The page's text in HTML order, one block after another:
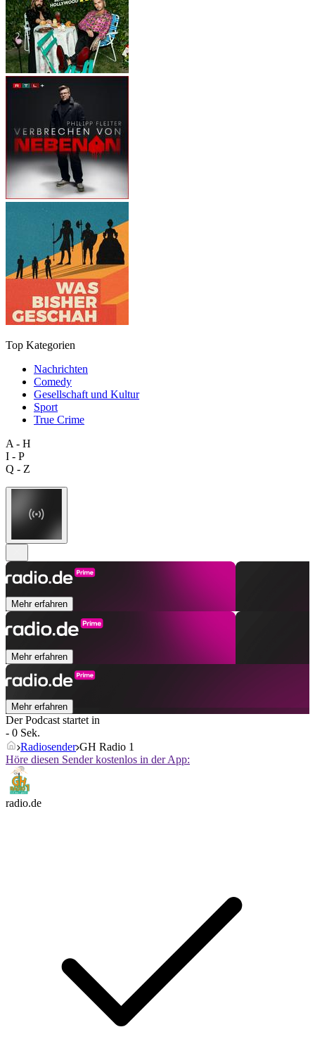
Top Kategorien
Nachrichten
Comedy
Gesellschaft und Kultur
Sport
True Crime
A - H
I - P
Q - Z
Mehr erfahren
Mehr erfahren
Mehr erfahren
Der Podcast startet in
- 0 Sek.
Radiosender GH Radio 1
Höre diesen Sender kostenlos in der App:
radio.de